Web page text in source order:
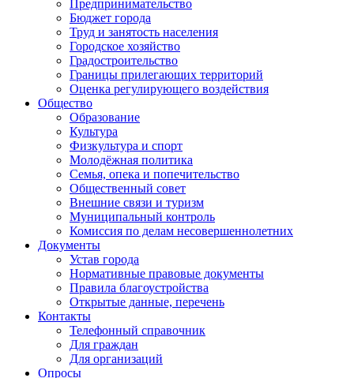
Предпринимательство
Бюджет города
Труд и занятость населения
Городское хозяйство
Градостроительство
Границы прилегающих территорий
Оценка регулирующего воздействия
Общество
Образование
Культура
Физкультура и спорт
Молодёжная политика
Семья, опека и попечительство
Общественный совет
Внешние связи и туризм
Муниципальный контроль
Комиссия по делам несовершеннолетних
Документы
Устав города
Нормативные правовые документы
Правила благоустройства
Открытые данные, перечень
Контакты
Телефонный справочник
Для граждан
Для организаций
Опросы